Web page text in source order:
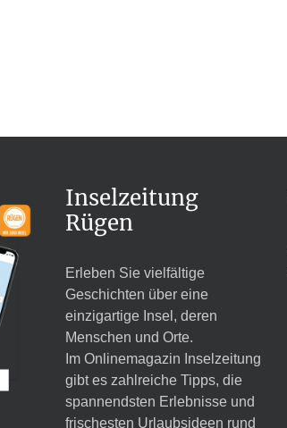
Inselzeitung
Rügen
Erleben Sie vielfältige
Geschichten über eine
einzigartige Insel, deren
Menschen und Orte.
Im Onlinemagazin Inselzeitung
gibt es zahlreiche Tipps, die
spannendsten Erlebnisse und
frischesten Urlaubsideen rund